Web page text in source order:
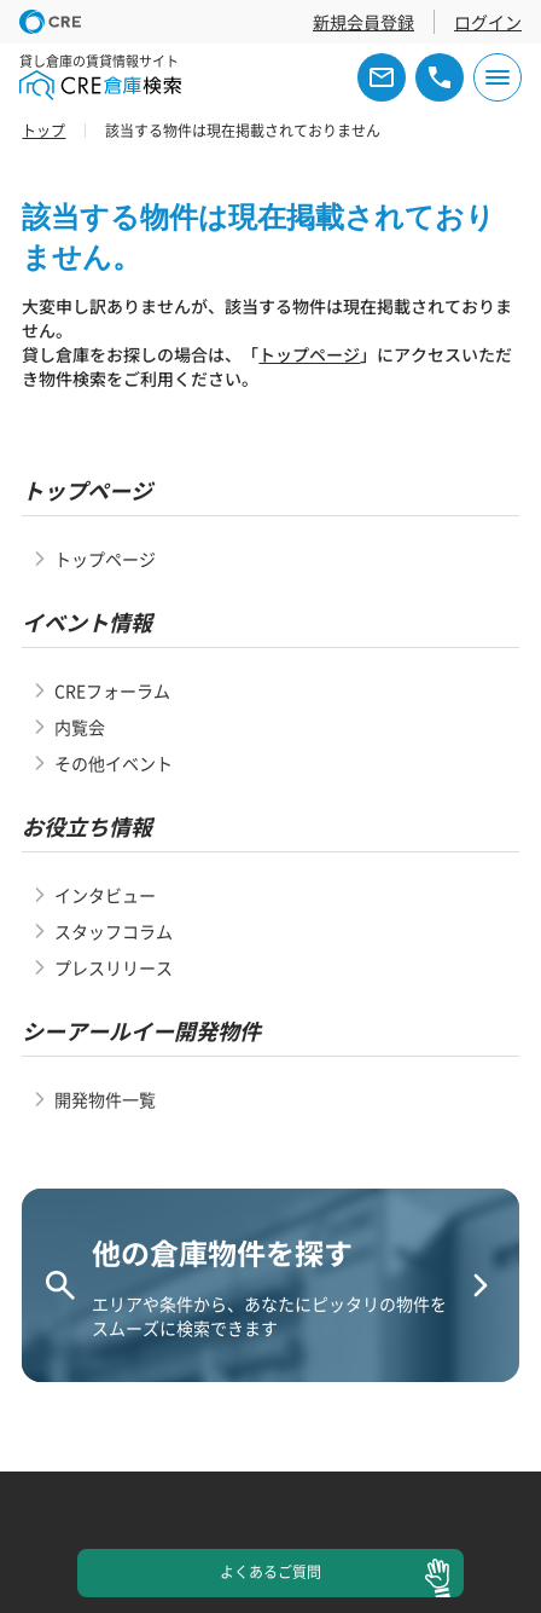
新規会員登録 ログイン
貸し倉庫の賃貸情報サイト
トップ 該当する物件は現在掲載されておりません
該当する物件は現在掲載されており
ません。
大変申し訳ありませんが、該当する物件は現在掲載されておりま
せん。
貸し倉庫をお探しの場合は、「 トップページ 」にアクセスいただ
き物件検索をご利用ください。
トップページ
トップページ
イベント情報
CREフォーラム
内覧会
その他イベント
お役立ち情報
インタビュー
スタッフコラム
プレスリリース
シーアールイー開発物件
開発物件一覧
他の倉庫物件を探す
エリアや条件から、あなたにピッタリの物件を
スムーズに検索できます
よくあるご質問